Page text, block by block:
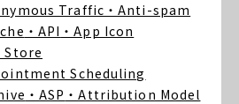
Traffic ・Anti-spam
・API ・App Icon
Store
Scheduling
・ASP ・Attribution Model